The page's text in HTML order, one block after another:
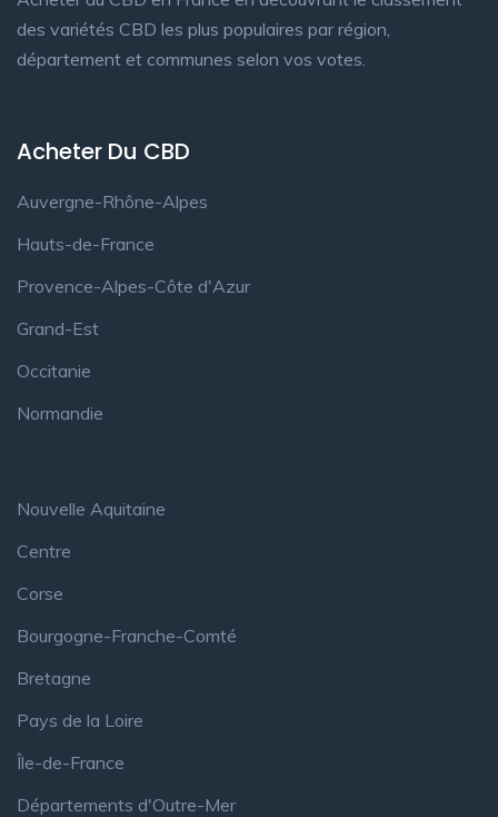
des variétés CBD les plus populaires par région,
département et communes selon vos votes.
Acheter Du CBD
Auvergne-Rhône-Alpes
Hauts-de-France
Provence-Alpes-Côte d'Azur
Grand-Est
Occitanie
Normandie
Nouvelle Aquitaine
Centre
Corse
Bourgogne-Franche-Comté
Bretagne
Pays de la Loire
Île-de-France
Départements d'Outre-Mer